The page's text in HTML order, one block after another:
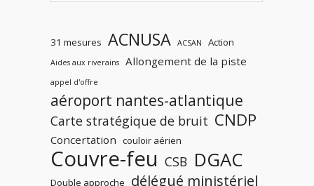
31 mesures ACNUSA ACSAN Action
Aides aux riverains Allongement de la piste
appel d'offre
aéroport nantes-atlantique
Carte stratégique de bruit CNDP
Concertation couloir aérien
Couvre-feu CSB DGAC
Double approche délégué ministériel